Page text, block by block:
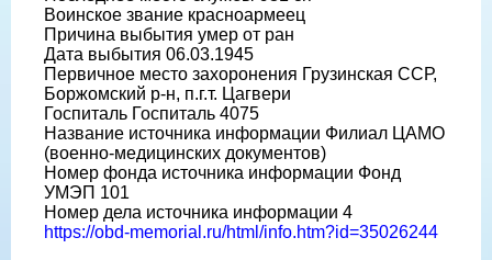
Воинское звание красноармеец
Причина выбытия умер от ран
Дата выбытия 06.03.1945
Первичное место захоронения Грузинская ССР,
Боржомский р-н, п.г.т. Цагвери
Госпиталь Госпиталь 4075
Название источника информации Филиал ЦАМО
(военно-медицинских документов)
Номер фонда источника информации Фонд
УМЭП 101
Номер дела источника информации 4
https://obd-memorial.ru/html/info.htm?id=35026244